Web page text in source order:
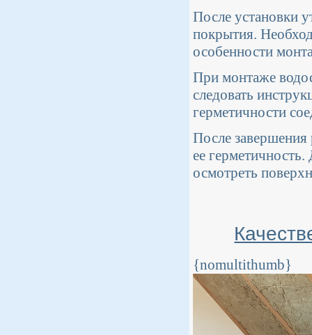
После установки
покрытия.
особенности
При монтаже
следовать
герметичности
После завершения
ее
осмотреть
{nomultithumb}